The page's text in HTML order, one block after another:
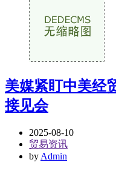
美媒紧盯中美经
接见会
2025-08-10
贸易资讯
by Admin